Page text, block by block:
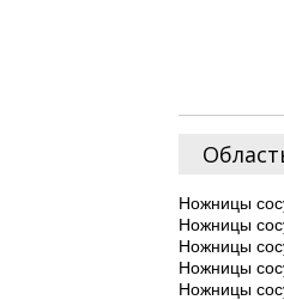
Ножницы
Ножницы
Ножницы
Ножницы
Ножницы